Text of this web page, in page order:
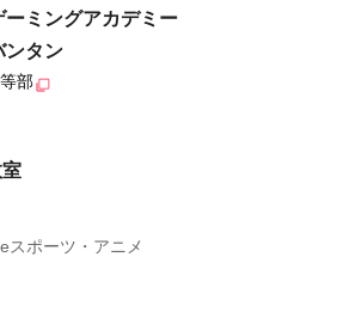
ミングアカデミー
ンタン
部
スポーツ・アニメ